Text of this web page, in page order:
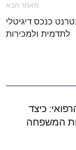
מאמר הבא
כנכס דיגיטלי
לתדמית ולמכירות
כיצד
המשפחה